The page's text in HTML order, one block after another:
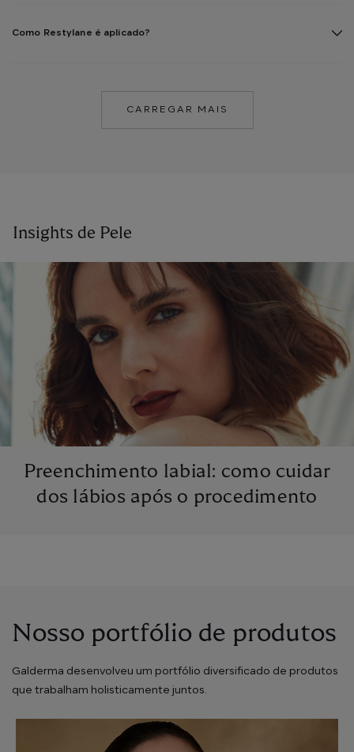
Como Restylane é aplicado?
CARREGAR MAIS
Insights de Pele
Preenchimento labial: como cuidar
dos lábios após o procedimento
Nosso portfólio de produtos
Galderma desenvolveu um portfólio diversificado de produtos
que trabalham holisticamente juntos.